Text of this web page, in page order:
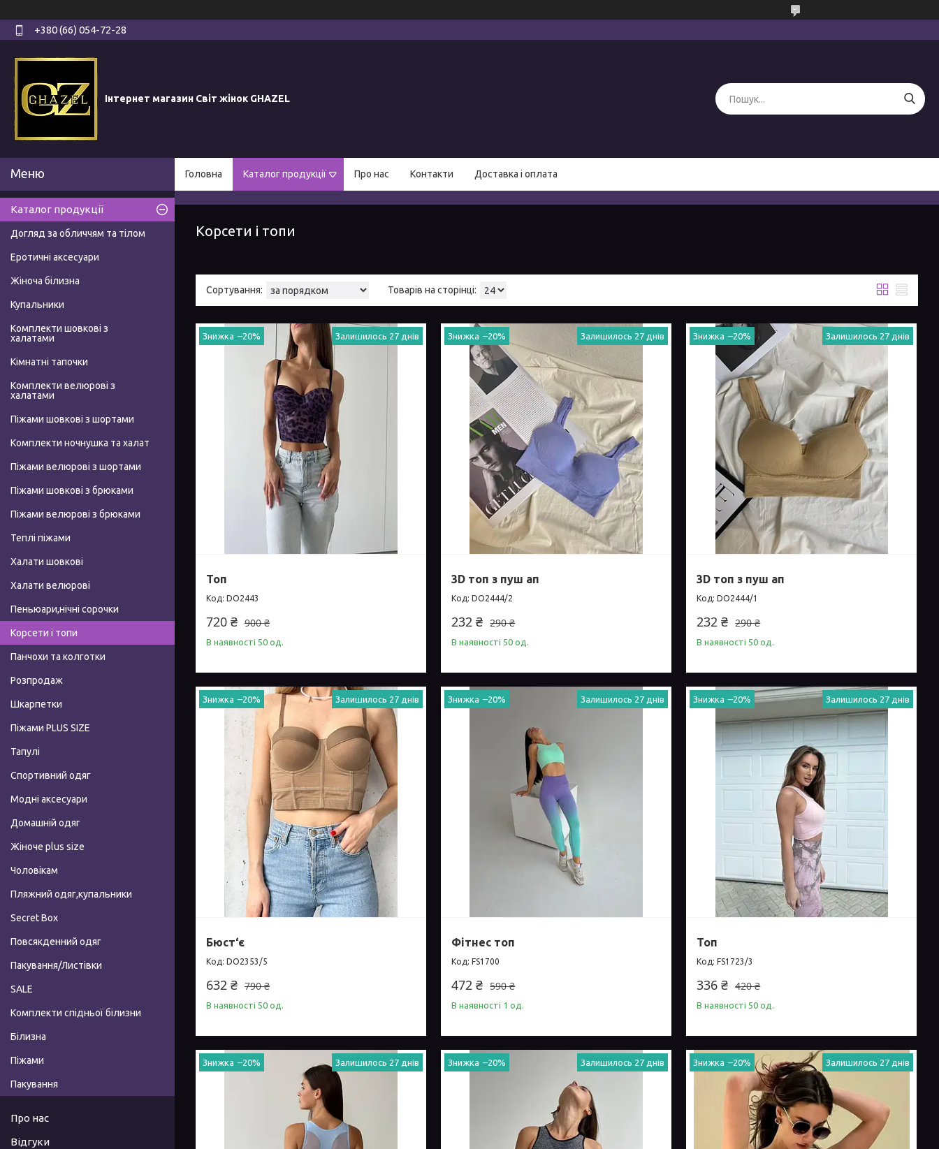
+380 (66) 054-72-28
Інтернет магазин Світ жінок GHAZEL
Головна Каталог продукції Про нас Контакти Доставка і оплата
Корсети і топи
–20% Залишилось 27 днів
Топ
DO2443
900 ₴
720 ₴
В наявності 50 од.
–20% Залишилось 27 днів
3D топ з пуш ап
DO2444/2
290 ₴
232 ₴
В наявності 50 од.
–20% Залишилось 27 днів
3D топ з пуш ап
DO2444/1
290 ₴
232 ₴
В наявності 50 од.
–20% Залишилось 27 днів
Бюст‘є
DO2353/5
790 ₴
632 ₴
В наявності 50 од.
–20% Залишилось 27 днів
Фітнес топ
FS1700
590 ₴
472 ₴
В наявності 1 од.
–20% Залишилось 27 днів
Топ
FS1723/3
420 ₴
336 ₴
В наявності 50 од.
–20% Залишилось 27 днів –20% Залишилось 27 днів –20% Залишилось 27 днів
Каталог продукції
Догляд за обличчям та тілом
Еротичні аксесуари
Жіноча білизна
Купальники
Комплекти шовкові з
халатами
Кімнатні тапочки
Комплекти велюрові з
халатами
Піжами шовкові з шортами
Комплекти ночнушка та халат
Піжами велюрові з шортами
Піжами шовкові з брюками
Піжами велюрові з брюками
Теплі піжами
Халати шовкові
Халати велюрові
Пеньюари,нічні сорочки
Корсети і топи
Панчохи та колготки
Розпродаж
Шкарпетки
Піжами PLUS SIZE
Тапулі
Спортивний одяг
Модні аксесуари
Домашній одяг
Жіноче plus size
Чоловікам
Пляжний одяг,купальники
Secret Box
Повсякденний одяг
Пакування/Листівки
SALE
Комплекти спідньої білизни
Білизна
Піжами
Пакування
Про нас
Відгуки